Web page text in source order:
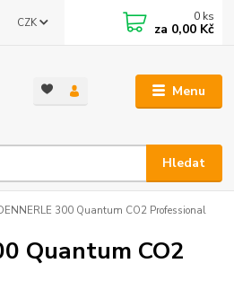
Menu
CZK
Hledat
0 ks
za 0,00 Kč
300 Quantum CO2 Professional
Quantum CO2